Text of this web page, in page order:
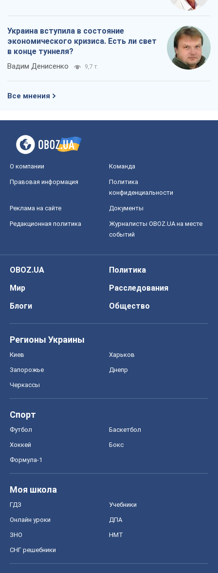
Украина вступила в состояние
экономического кризиса. Есть ли свет
в конце туннеля?
Вадим Денисенко 9,7 т.
Все мнения
О компании Команда
Правовая информация
Политика
конфиденциальности
Реклама на сайте Документы
Редакционная политика
Журналисты OBOZ.UA на месте
событий
OBOZ.UA
Политика
Мир
Расследования
Блоги
Общество
Регионы Украины
Киев Харьков
Запорожье Днепр
Черкассы
Спорт
Футбол Баскетбол
Хоккей Бокс
Формула-1
Моя школа
ГДЗ Учебники
Онлайн уроки ДПА
ЗНО НМТ
СНГ решебники